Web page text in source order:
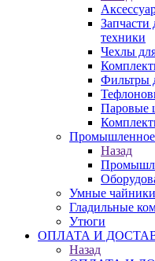
Запчасти
техники
Чехлы
Фильтры
Паровые
Промышленное
Назад
Умные чайники
Гладильные
Утюги
ОПЛАТА И
Назад